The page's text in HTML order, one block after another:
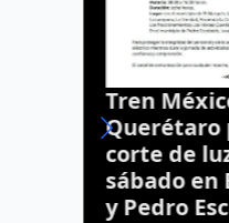
Tren
Querétaro
corte de
sábado en
y Pedro